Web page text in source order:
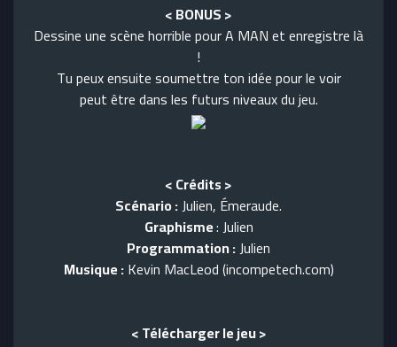
< BONUS >
Dessine une scène horrible pour A MAN et enregistre là
!
Tu peux ensuite soumettre ton idée pour le voir
peut être dans les futurs niveaux du jeu.
< Crédits >
Scénario :Julien, Émeraude.
Graphisme: Julien
Programmation :Julien
Musique :Kevin MacLeod (incompetech.com)
< Télécharger le jeu >